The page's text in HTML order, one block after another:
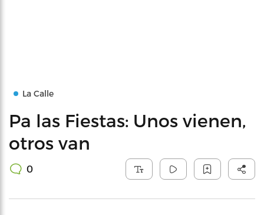
La Calle
Pa las Fiestas: Unos vienen,
otros van
0